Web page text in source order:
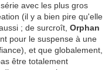
avec les plus gros
(il y a bien pire qu'elle
; de surcroît, Orphan
pour le suspense à une
et que globalement,
être totalement